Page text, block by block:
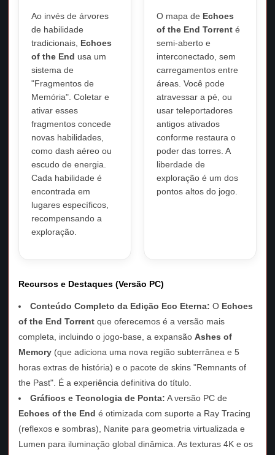
Ao invés de árvores
de habilidade
tradicionais, Echoes
of the End usa um
sistema de
"Fragmentos de
Memória". Coletar e
ativar esses
fragmentos concede
novas habilidades,
como dash aéreo ou
escudo de energia.
Cada habilidade é
encontrada em
lugares específicos,
recompensando a
exploração.
O mapa de Echoes
of the End Torrenté
semi-aberto e
interconectado, sem
carregamentos entre
áreas. Você pode
atravessar a pé, ou
usar teleportadores
antigos ativados
conforme restaura o
poder das torres. A
liberdade de
exploração é um dos
pontos altos do jogo.
Recursos e Destaques (Versão PC)
Conteúdo Completo da Edição Eco Eterna: O Echoes
of the End Torrent que oferecemos é a versão mais
completa, incluindo o jogo-base, a expansãoAshes of
Memory (que adiciona uma nova região subterrânea e 5
horas extras de história) e o pacote de skins "Remnants of
the Past". É a experiência definitiva do título.
Gráficos e Tecnologia de Ponta: A versão PC de
Echoes of the End é otimizada com suporte a Ray Tracing
(reflexos e sombras), Nanite para geometria virtualizada e
Lumen para iluminação global dinâmica. As texturas 4K e os